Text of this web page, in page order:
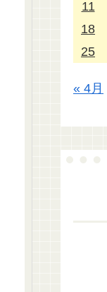
11
18
25
« 4月